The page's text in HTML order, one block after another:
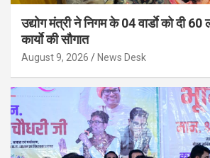
उद्योग मंत्री ने निगम के 04 वार्डाे को दी
कार्याे की सौगात
August 9, 2026 News Desk